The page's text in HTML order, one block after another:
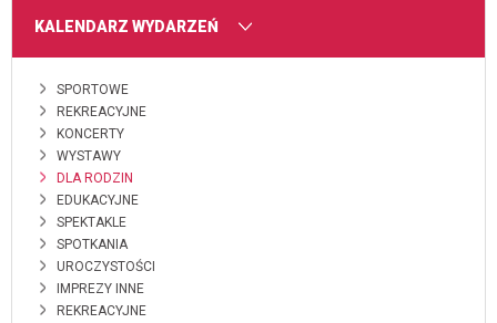
MENU
KALENDARZ WYDARZEŃ
SPORTOWE
REKREACYJNE
KONCERTY
WYSTAWY
DLA RODZIN
EDUKACYJNE
SPEKTAKLE
SPOTKANIA
UROCZYSTOŚCI
IMPREZY INNE
REKREACYJNE